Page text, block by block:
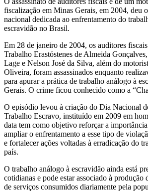
fiscalização em Minas Gerais, em 2004, deu
nacional dedicada ao enfrentamento do
escravidão no Brasil.
Em 28 de janeiro de 2004, os auditores
Trabalho Erastóstenes de Almeida
Lage e Nelson José da Silva, além do
Oliveira, foram assassinados enquanto
para apurar a prática de trabalho análogo à
Gerais. O crime ficou conhecido como a
O episódio levou à criação do Dia Nacional
Trabalho Escravo, instituído em 2009 em
data tem como objetivo reforçar a
ampliar o enfrentamento a esse tipo de
e fortalecer ações voltadas à erradicação do
país.
O trabalho análogo à escravidão ainda está
cotidianas e pode estar associado à produção
de serviços consumidos diariamente pela